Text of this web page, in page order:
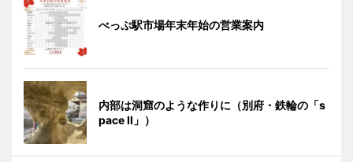
べっぷ駅市場年末年始の営業案内
内部は洞窟のような作りに（別府・鉄輪の「s
pace II」）